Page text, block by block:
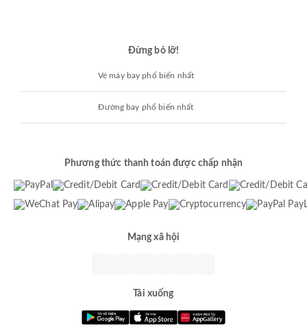
Đừng bỏ lỡ!
Vé máy bay phổ biến nhất
Đường bay phổ biến nhất
Phương thức thanh toán được chấp nhận
Mạng xã hội
Tải xuống